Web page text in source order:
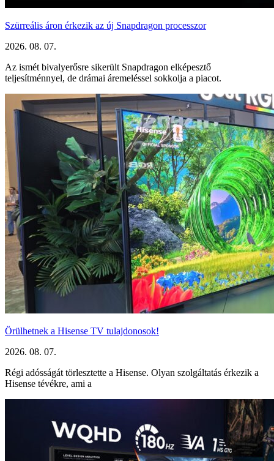
Szürreális áron érkezik az új Snapdragon processzor
2026. 08. 07.
Az ismét bivalyerősre sikerült Snapdragon elképesztő
teljesítménnyel, de drámai áremeléssel sokkolja a piacot.
Örülhetnek a Hisense TV tulajdonosok!
2026. 08. 07.
Régi adósságát törlesztette a Hisense. Olyan szolgáltatás érkezik a
Hisense tévékre, ami a